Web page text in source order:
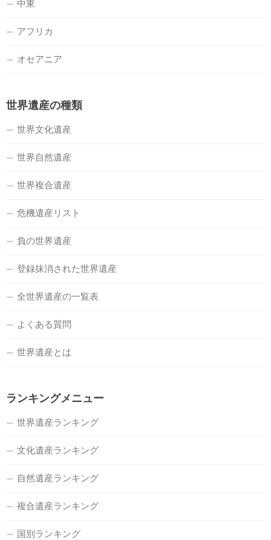
中東
アフリカ
オセアニア
世界遺産の種類
世界文化遺産
世界自然遺産
世界複合遺産
危機遺産リスト
負の世界遺産
登録抹消された世界遺産
全世界遺産の一覧表
よくある質問
世界遺産とは
ランキングメニュー
世界遺産ランキング
文化遺産ランキング
自然遺産ランキング
複合遺産ランキング
国別ランキング